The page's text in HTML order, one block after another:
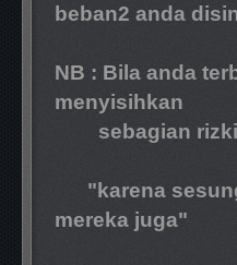
beban2 anda
NB : Bila anda
menyisihkan
sebagian rizki
"karena
mereka juga"